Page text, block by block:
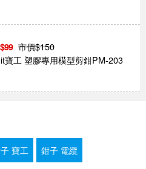
99 市價$150
寶工 塑膠專用模型剪鉗PM-203
寶工 鉗子 電纜